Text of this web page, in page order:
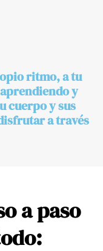
ritmo, a tu
y
cuerpo y sus
a través
a paso